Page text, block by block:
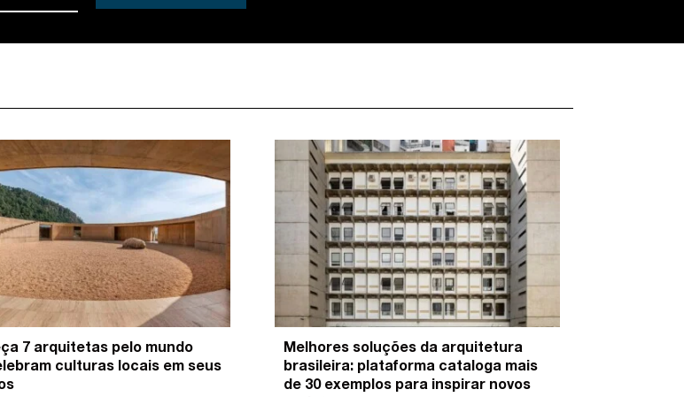
7 arquitetas pelo mundo
culturas locais em seus
Melhores soluções da arquitetura
brasileira: plataforma cataloga mais
de 30 exemplos para inspirar novos